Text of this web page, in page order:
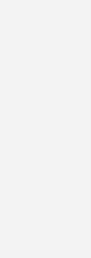
Europa sind
Regierungen
dominieren
(einschließlich
(2.100
den Einheiten
auf die Mobilität,
Die Botschaft
auch andere
kommt aus
(Busse und Lkw)
387